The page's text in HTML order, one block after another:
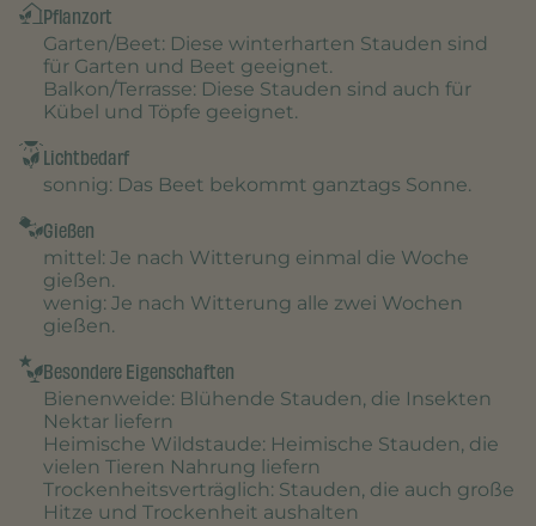
Pflanzort
Garten/Beet: Diese winterharten Stauden sind
für Garten und Beet geeignet.
Balkon/Terrasse: Diese Stauden sind auch für
Kübel und Töpfe geeignet.
Lichtbedarf
sonnig: Das Beet bekommt ganztags Sonne.
Gießen
mittel : Je nach Witterung einmal die Woche
gießen.
wenig: Je nach Witterung alle zwei Wochen
gießen.
Besondere Eigenschaften
Bienenweide: Blühende Stauden, die Insekten
Nektar liefern
Heimische Wildstaude: Heimische Stauden, die
vielen Tieren Nahrung liefern
Trockenheitsverträglich: Stauden, die auch große
Hitze und Trockenheit aushalten